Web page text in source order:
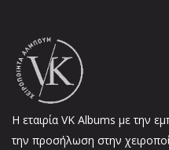
Η εταιρία VK Αlbums με την
την προσήλωση στην